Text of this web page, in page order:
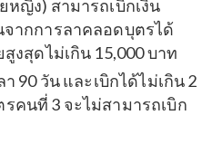
ญิง) สามารถเบิกเงิน
จากการลาคลอดบุตรได้
สูงสุดไม่เกิน 15,000 บาท
90 วัน และเบิกได้ไม่เกิน 2
นที่ 3 จะไม่สามารถเบิก